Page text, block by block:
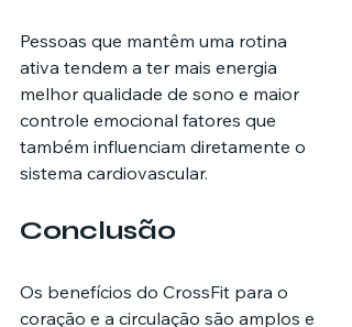
Pessoas que mantêm uma rotina
ativa tendem a ter mais energia
melhor qualidade de sono e maior
controle emocional fatores que
também influenciam diretamente o
sistema cardiovascular.
Conclusão
Os benefícios do CrossFit para o
coração e a circulação são amplos e